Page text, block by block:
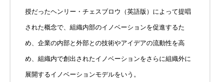
社員インタビュー
新卒採用エントリー
授だったヘンリー・チェスブロウ（英語版）によって提唱
された概念で、組織内部のイノベーションを促進するた
め、企業の内部と外部との技術やアイデアの流動性を高
め、組織内で創出されたイノベーションをさらに組織外に
展開するイノベーションモデルをいう。